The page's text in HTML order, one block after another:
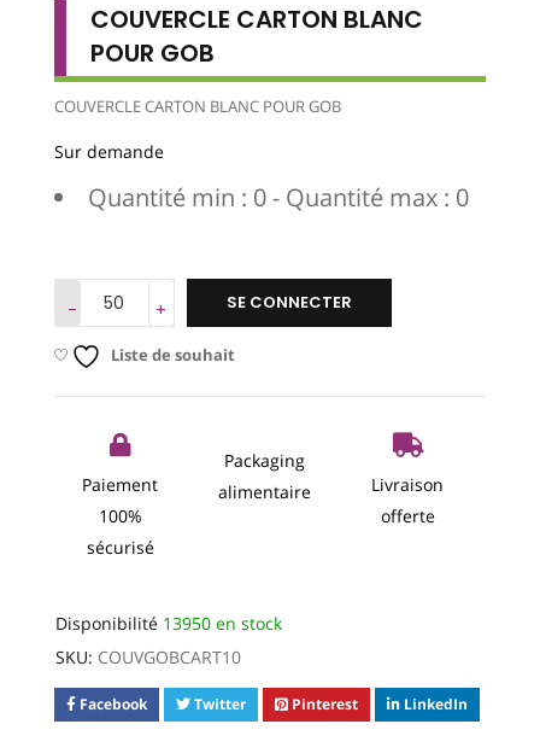
COUVERCLE CARTON BLANC
POUR GOB
COUVERCLE CARTON BLANC POUR GOB
Sur demande
Quantité min : 0 - Quantité max : 0
SE CONNECTER
Liste de souhait
Paiement
100%
sécurisé
Packaging
alimentaire
Livraison
offerte
Disponibilité 13950 en stock
SKU: COUVGOBCART10
Facebook Twitter Pinterest LinkedIn